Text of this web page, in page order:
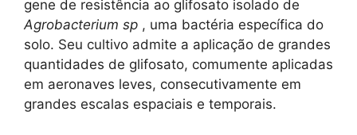
gene de resistência ao glifosato isolado de
Agrobacterium sp , uma bactéria específica do
solo. Seu cultivo admite a aplicação de grandes
quantidades de glifosato, comumente aplicadas
em aeronaves leves, consecutivamente em
grandes escalas espaciais e temporais.